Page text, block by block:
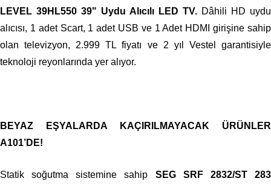
LEVEL 39HL550 39" Uydu Alıcılı LED TV. Dâhili HD uydu
alıcısı, 1 adet Scart, 1 adet USB ve 1 Adet HDMI girişine sahip
olan televizyon, 2.999 TL fiyatı ve 2 yıl Vestel garantisiyle
teknoloji reyonlarında yer alıyor.
BEYAZ EŞYALARDA KAÇIRILMAYACAK ÜRÜNLER
A101’DE!
Statik soğutma sistemine sahip SEG SRF 2832/ST 283